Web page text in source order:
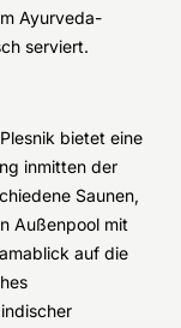
Ayurveda-
serviert.
bietet eine
inmitten der
Saunen,
Außenpool mit
auf die